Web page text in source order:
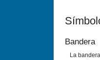
Bandera
La